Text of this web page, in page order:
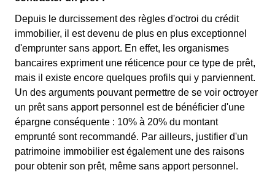
Depuis le durcissement des règles d'octroi du crédit
immobilier, il est devenu de plus en plus exceptionnel
d'emprunter sans apport. En effet, les organismes
bancaires expriment une réticence pour ce type de prêt,
mais il existe encore quelques profils qui y parviennent.
Un des arguments pouvant permettre de se voir octroyer
un prêt sans apport personnel est de bénéficier d'une
épargne conséquente : 10% à 20% du montant
emprunté sont recommandé. Par ailleurs, justifier d'un
patrimoine immobilier est également une des raisons
pour obtenir son prêt, même sans apport personnel.